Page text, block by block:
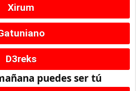
Xirum
D3reks
puedes ser tú